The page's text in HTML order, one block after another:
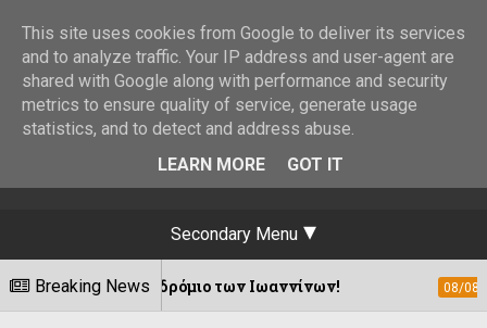
Secondary Menu
Breaking News
Αεροδρόμιο των Ιωαννίνων! Η
This site uses cookies from Google to deliver its services
and to analyze traffic. Your IP address and user-agent are
shared with Google along with performance and security
metrics to ensure quality of service, generate usage
statistics, and to detect and address abuse.
LEARN MORE
GOT IT